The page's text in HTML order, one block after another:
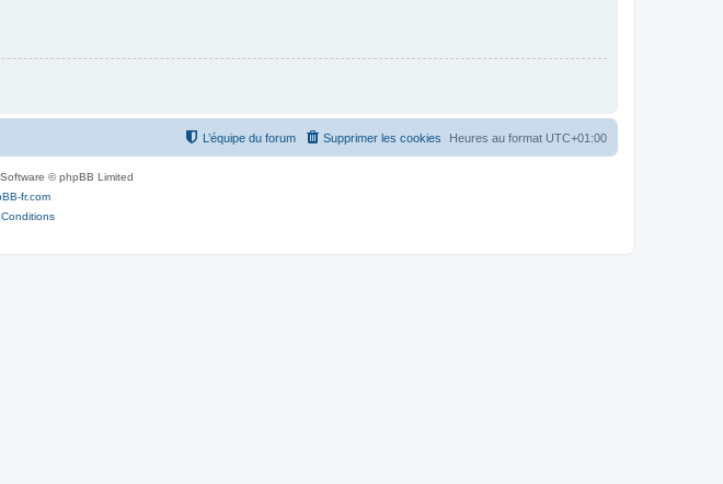
Heures au format UTC+01:00
Supprimer les cookies
L’équipe du forum
© phpBB Limited
fr.com
Conditions